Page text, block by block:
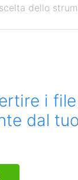
dello
i file
dal tuo